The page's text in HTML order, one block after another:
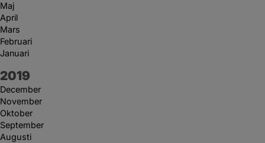
Maj
April
Mars
Februari
Januari
År:
2019
December
November
Oktober
September
Augusti